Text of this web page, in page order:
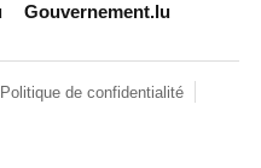
Gouvernement.lu
Politique de confidentialité